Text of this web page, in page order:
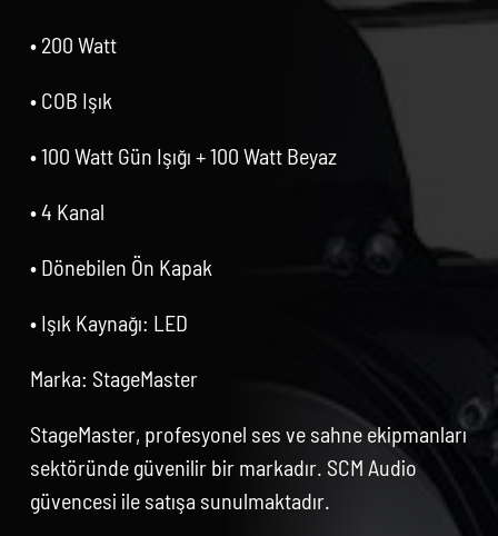
• 200 Watt
• COB Işık
• 100 Watt Gün Işığı + 100 Watt Beyaz
• 4 Kanal
• Dönebilen Ön Kapak
• Işık Kaynağı: LED
Marka: StageMaster
StageMaster, profesyonel ses ve sahne ekipmanları
sektöründe güvenilir bir markadır. SCM Audio
güvencesi ile satışa sunulmaktadır.